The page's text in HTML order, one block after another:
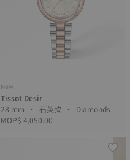
New
Tissot Desir
28 mm • 石英款 • Diamonds
MOP$ 4,050.00